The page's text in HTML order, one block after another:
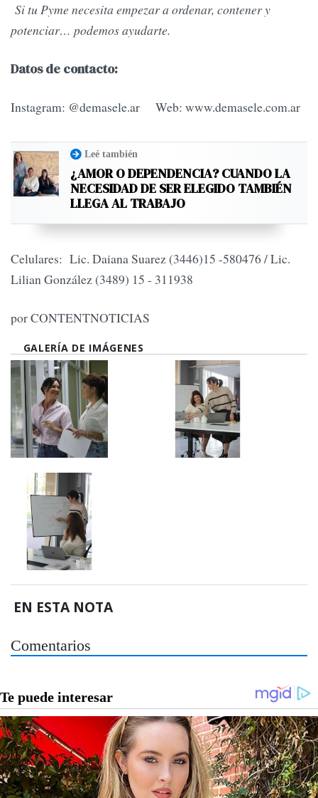
Si tu Pyme necesita empezar a ordenar, contener y
potenciar… podemos ayudarte.
Datos de contacto:
Instagram: @demasele.ar Web: www.demasele.com.ar
Leé también
¿AMOR O DEPENDENCIA? CUANDO LA
NECESIDAD DE SER ELEGIDO TAMBIÉN
LLEGA AL TRABAJO
Celulares: Lic. Daiana Suarez (3446)15 -580476 / Lic.
Lilian González (3489) 15 - 311938
por CONTENTNOTICIAS
GALERÍA DE IMÁGENES
EN ESTA NOTA
Comentarios